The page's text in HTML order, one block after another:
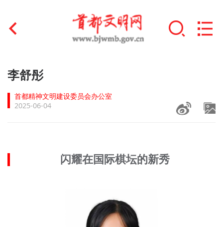
首页
文明创建
未成年人思想道德建设
李舒彤
首都精神文明建设委员会办公室
2025-06-04
闪耀在国际棋坛的新秀